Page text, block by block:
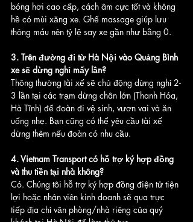
bóng hơi cao cấp, cách âm cực tốt và không
hề có mùi xăng xe. Ghế massage giúp lưu
thông máu nên tỷ lệ say xe gần như bằng 0.
3. Trên đường đi từ Hà Nội vào Quảng Bình
xe sẽ dừng nghỉ mấy lần?
Thông thường tài xế sẽ chủ động dừng nghỉ 2-
3 lần tại các trạm dừng chân lớn (Thanh Hóa,
Hà Tĩnh) để đoàn đi vệ sinh, vươn vai và ăn
uống nhẹ. Bạn cũng có thể yêu cầu tài xế
dừng thêm nếu đoàn có nhu cầu.
4. Vietnam Transport có hỗ trợ ký hợp đồng
và thu tiền tại nhà không?
Có. Chúng tôi hỗ trợ ký hợp đồng điện tử tiện
lợi hoặc nhân viên kinh doanh sẽ qua trực
tiếp địa chỉ văn phòng/nhà riêng của quý